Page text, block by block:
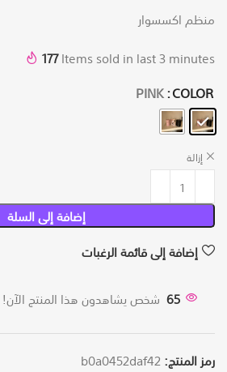
منظم اكسسوار
177Items sold in last 3 minutes
COLOR
PINK
إزالة
إضافة إلى السلة
إضافة إلى قائمة الرغبات
65 شخص يشاهدون هذا المنتج الآن!
رمز المنتج:b0a0452daf42